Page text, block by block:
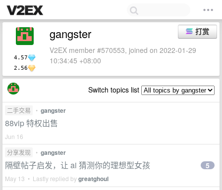
4.57
2.56
打赏
gangster
V2EX member #570553, joined on 2022-01-29
10:34:45 +08:00
Switch topics list
二手交易 • gangster
88vip 特权出售
Jun 16
分享发现
• gangster
隔壁帖子启发，让 ai 猜测你的理想型女孩
May 13 • Lastly replied bygreatghoul
5